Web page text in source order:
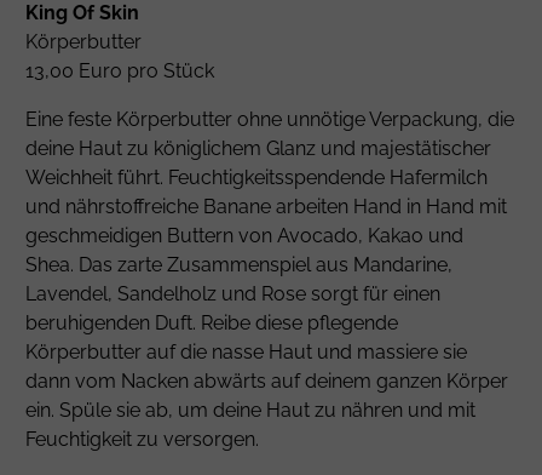
King Of Skin
Körperbutter
13,00 Euro pro Stück
Eine feste Körperbutter ohne unnötige Verpackung, die
deine Haut zu königlichem Glanz und majestätischer
Weichheit führt. Feuchtigkeitsspendende Hafermilch
und nährstoffreiche Banane arbeiten Hand in Hand mit
geschmeidigen Buttern von Avocado, Kakao und
Shea. Das zarte Zusammenspiel aus Mandarine,
Lavendel, Sandelholz und Rose sorgt für einen
beruhigenden Duft. Reibe diese pflegende
Körperbutter auf die nasse Haut und massiere sie
dann vom Nacken abwärts auf deinem ganzen Körper
ein. Spüle sie ab, um deine Haut zu nähren und mit
Feuchtigkeit zu versorgen.